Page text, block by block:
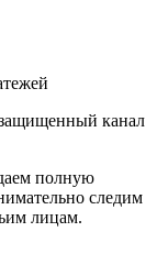
канал
полную
следим
лицам.